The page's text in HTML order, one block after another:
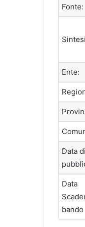
Fonte:
Ente:
Data di
Data
bando